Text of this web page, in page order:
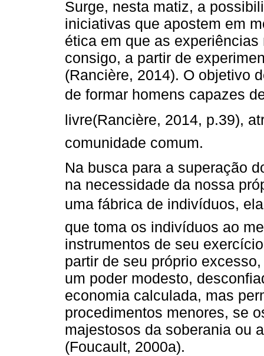
Surge, nesta matiz, a
iniciativas que apostem em
ética em que as
consigo, a partir de
(Rancière, 2014). O objetivo
de formar homens capazes
livre(Rancière, 2014, p.39),
comunidade comum.
Na busca para a superação
na necessidade da nossa
uma fábrica de indivíduos,
que toma os indivíduos ao
instrumentos de seu
partir de seu próprio
um poder modesto,
economia calculada, mas
procedimentos menores, se
majestosos da soberania ou
(Foucault, 2000a).